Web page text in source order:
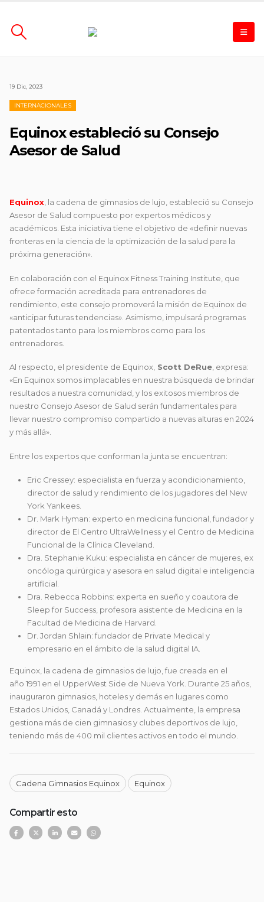
19 Dic, 2023
INTERNACIONALES
Equinox estableció su Consejo
Asesor de Salud
Equinox , la cadena de gimnasios de lujo, estableció su Consejo
Asesor de Salud compuesto por expertos médicos y
académicos. Esta iniciativa tiene el objetivo de «definir nuevas
fronteras en la ciencia de la optimización de la salud para la
próxima generación».
En colaboración con el Equinox Fitness Training Institute, que
ofrece formación acreditada para entrenadores de
rendimiento, este consejo promoverá la misión de Equinox de
«anticipar futuras tendencias». Asimismo, impulsará programas
patentados tanto para los miembros como para los
entrenadores.
Al respecto, el presidente de Equinox, Scott DeRue , expresa:
«En Equinox somos implacables en nuestra búsqueda de brindar
resultados a nuestra comunidad, y los exitosos miembros de
nuestro Consejo Asesor de Salud serán fundamentales para
llevar nuestro compromiso compartido a nuevas alturas en 2024
y más allá».
Entre los expertos que conforman la junta se encuentran:
Eric Cressey: especialista en fuerza y acondicionamiento,
director de salud y rendimiento de los jugadores del New
York Yankees.
Dr. Mark Hyman: experto en medicina funcional, fundador y
director de El Centro UltraWellness y el Centro de Medicina
Funcional de la Clínica Cleveland.
Dra. Stephanie Kuku: especialista en cáncer de mujeres, ex
oncóloga quirúrgica y asesora en salud digital e inteligencia
artificial.
Dra. Rebecca Robbins: experta en sueño y coautora de
Sleep for Success, profesora asistente de Medicina en la
Facultad de Medicina de Harvard.
Dr. Jordan Shlain: fundador de Private Medical y
empresario en el ámbito de la salud digital IA.
Equinox, la cadena de gimnasios de lujo, fue creada en el
año 1991 en el UpperWest Side de Nueva York. Durante 25 años,
inauguraron gimnasios, hoteles y demás en lugares como
Estados Unidos, Canadá y Londres. Actualmente, la empresa
gestiona más de cien gimnasios y clubes deportivos de lujo,
teniendo más de 400 mil clientes activos en todo el mundo.
Cadena Gimnasios Equinox Equinox
Compartir esto